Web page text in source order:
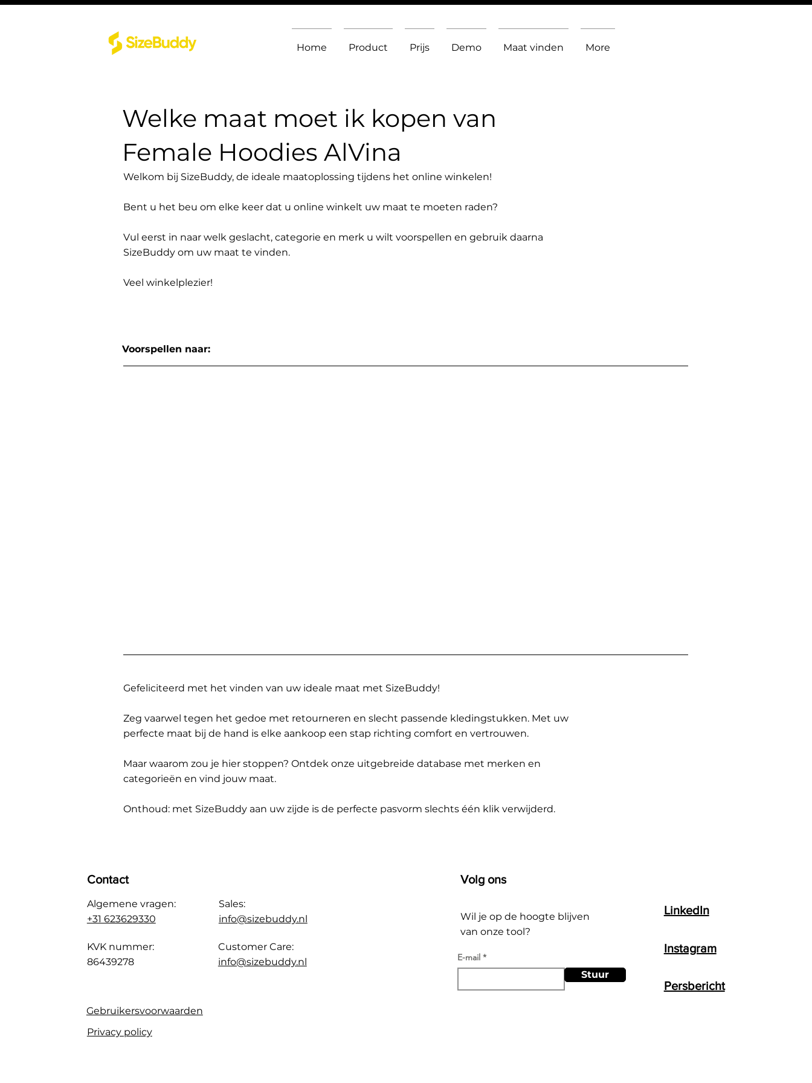
Home Product Prijs Demo Maat vinden More
Welke maat moet ik kopen van
Female Hoodies AlVina
Welkom bij SizeBuddy, de ideale maatoplossing tijdens het online winkelen!
Bent u het beu om elke keer dat u online winkelt uw maat te moeten raden?
Vul eerst in naar welk geslacht, categorie en merk u wilt voorspellen en gebruik daarna
SizeBuddy om uw maat te vinden.
Veel winkelplezier!
Voorspellen naar:
Gefeliciteerd met het vinden van uw ideale maat met SizeBuddy!
Zeg vaarwel tegen het gedoe met retourneren en slecht passende kledingstukken. Met uw
perfecte maat bij de hand is elke aankoop een stap richting comfort en vertrouwen.
Maar waarom zou je hier stoppen? Ontdek onze uitgebreide database met merken en
categorieën en vind jouw maat.
Onthoud: met SizeBuddy aan uw zijde is de perfecte pasvorm slechts één klik verwijderd.
Contact
Algemene vragen:
+31 623629330
KVK nummer:
86439278
Sales:
info@sizebuddy.nl
Customer Care:
info@sizebuddy.nl
Gebruikersvoorwaarden
Privacy policy
Volg ons
Wil je op de hoogte blijven
van onze tool?
E-mail
Stuur
LinkedIn
Instagram
Persbericht